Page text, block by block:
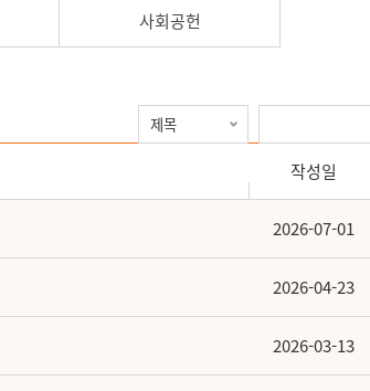
사회공헌
작성일
2026-07-01
2026-04-23
2026-03-13